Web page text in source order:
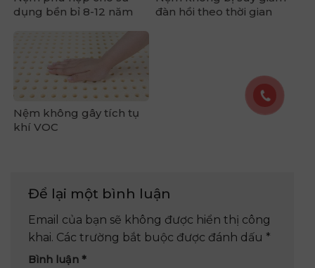
dụng bền bỉ 8-12 năm
đàn hồi theo thời gian
Nệm không gây tích tụ
khí VOC
Để lại một bình luận
Email của bạn sẽ không được hiển thị công
khai. Các trường bắt buộc được đánh dấu *
Bình luận *